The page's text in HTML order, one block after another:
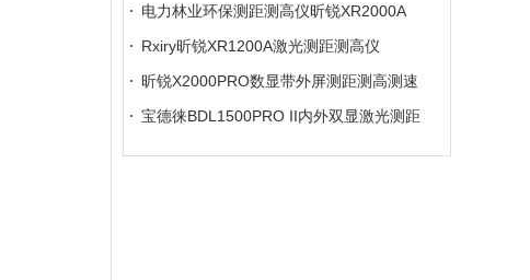
电力林业环保测距测高仪昕锐XR2000A
Rxiry昕锐XR1200A激光测距测高仪
昕锐X2000PRO数显带外屏测距测高测速
仪
宝德徕BDL1500PRO II内外双显激光测距